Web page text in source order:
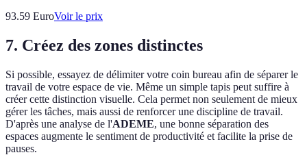
93.59 EuroVoir le prix
7. Créez des zones distinctes
Si possible, essayez de délimiter votre coin bureau afin de séparer le
travail de votre espace de vie. Même un simple tapis peut suffire à
créer cette distinction visuelle. Cela permet non seulement de mieux
gérer les tâches, mais aussi de renforcer une discipline de travail.
D'après une analyse de l'ADEME, une bonne séparation des
espaces augmente le sentiment de productivité et facilite la prise de
pauses.